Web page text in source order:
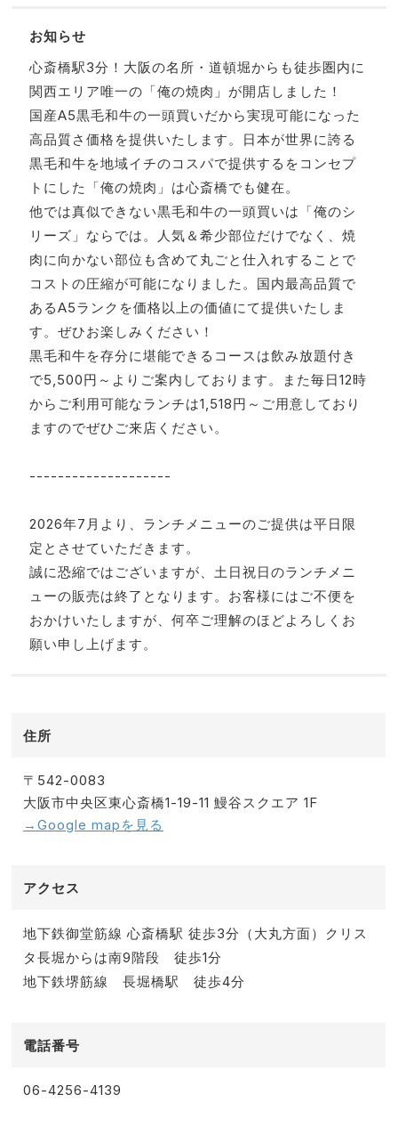
お知らせ
心斎橋駅3分！大阪の名所・道頓堀からも徒歩圏内に
関西エリア唯一の「俺の焼肉」が開店しました！
国産A5黒毛和牛の一頭買いだから実現可能になった
高品質さ価格を提供いたします。日本が世界に誇る
黒毛和牛を地域イチのコスパで提供するをコンセプ
トにした「俺の焼肉」は心斎橋でも健在。
他では真似できない黒毛和牛の一頭買いは「俺のシ
リーズ」ならでは。人気＆希少部位だけでなく、焼
肉に向かない部位も含めて丸ごと仕入れすることで
コストの圧縮が可能になりました。国内最高品質で
あるA5ランクを価格以上の価値にて提供いたしま
す。ぜひお楽しみください！
黒毛和牛を存分に堪能できるコースは飲み放題付き
で5,500円～よりご案内しております。また毎日12時
からご利用可能なランチは1,518円～ご用意しており
ますのでぜひご来店ください。
--------------------
2026年7月より、ランチメニューのご提供は平日限
定とさせていただきます。
誠に恐縮ではございますが、土日祝日のランチメニ
ューの販売は終了となります。お客様にはご不便を
おかけいたしますが、何卒ご理解のほどよろしくお
願い申し上げます。
住所
〒542-0083
大阪市中央区東心斎橋1-19-11 鰻谷スクエア 1F
→Google mapを見る
アクセス
地下鉄御堂筋線 心斎橋駅 徒歩3分（大丸方面）クリス
タ長堀からは南9階段 徒歩1分
地下鉄堺筋線 長堀橋駅 徒歩4分
電話番号
06-4256-4139